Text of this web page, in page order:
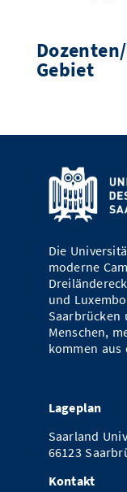
Gebiet
Die
moderne
und
Saarbrücken
Menschen,
kommen aus
Lageplan
Saarland
66123
Kontakt